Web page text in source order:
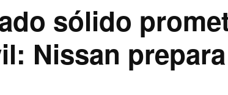
sólido
Nissan